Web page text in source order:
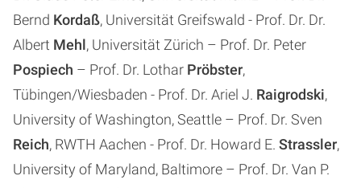
Bernd Kordaß, Universität Greifswald - Prof. Dr. Dr.
Albert Mehl, Universität Zürich – Prof. Dr. Peter
Pospiech – Prof. Dr. Lothar Pröbster,
Tübingen/Wiesbaden - Prof. Dr. Ariel J. Raigrodski,
University of Washington, Seattle – Prof. Dr. Sven
Reich, RWTH Aachen - Prof. Dr. Howard E. Strassler,
University of Maryland, Baltimore – Prof. Dr. Van P.